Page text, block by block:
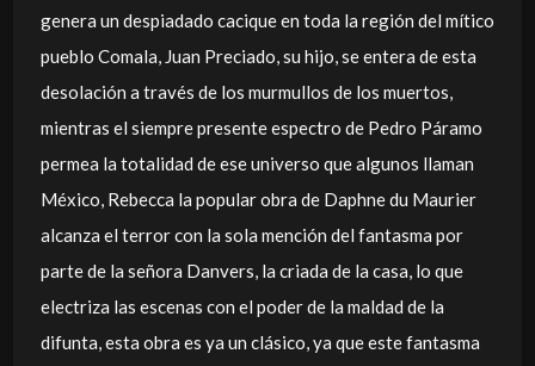
genera un despiadado cacique en toda la región del mítico
pueblo Comala, Juan Preciado, su hijo, se entera de esta
desolación a través de los murmullos de los muertos,
mientras el siempre presente espectro de Pedro Páramo
permea la totalidad de ese universo que algunos llaman
México, Rebecca la popular obra de Daphne du Maurier
alcanza el terror con la sola mención del fantasma por
parte de la señora Danvers, la criada de la casa, lo que
electriza las escenas con el poder de la maldad de la
difunta, esta obra es ya un clásico, ya que este fantasma